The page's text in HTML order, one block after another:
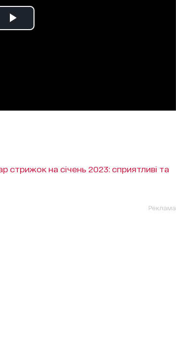
стрижок на січень 2023: сприятливі та
Реклама